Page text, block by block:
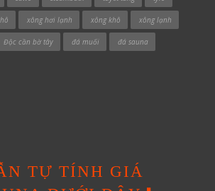
xông hơi lạnh xông khô xông lạnh
Độc cần bờ tây đá muối đá sauna
TỰ TÍNH GIÁ